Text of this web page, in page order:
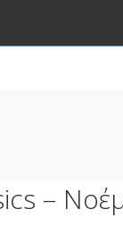
–